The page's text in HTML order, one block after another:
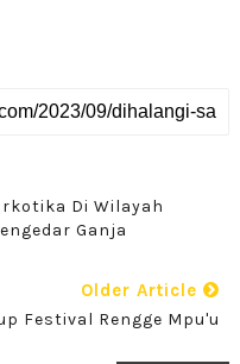
Di Wilayah
Ganja
Older Article
Festival Rengge Mpu'u